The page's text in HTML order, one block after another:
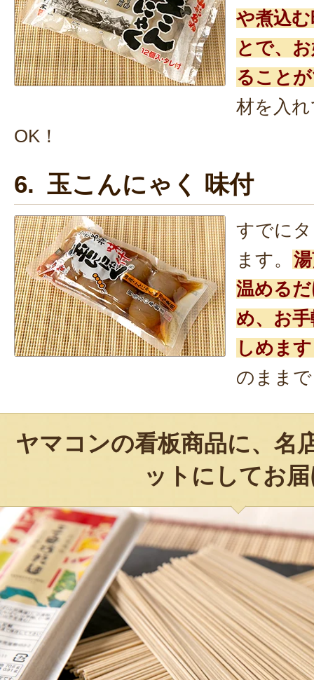
や煮込
とで、
ること
材を入
OK！
6. 玉こんにゃく 味付
すでに
ます。
温める
め、お
しめま
のまま
ヤマコンの看板商品に、名
ットにしてお